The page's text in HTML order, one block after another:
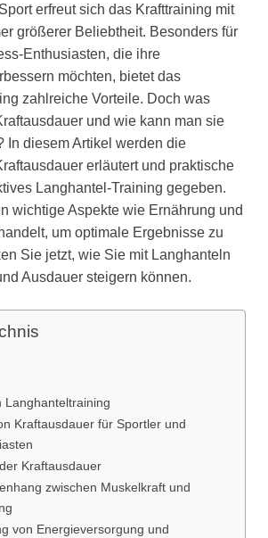
erfreut sich das Krafttraining mit
größerer Beliebtheit. Besonders für
Enthusiasten, die ihre
möchten, bietet das
zahlreiche Vorteile. Doch was
und wie kann man sie
In diesem Artikel werden die
erläutert und praktische
Langhantel-Training gegeben.
wichtige Aspekte wie Ernährung und
um optimale Ergebnisse zu
Sie jetzt, wie Sie mit Langhanteln
Ausdauer steigern können.
Langhanteltraining
Kraftausdauer für Sportler und
Kraftausdauer
zwischen Muskelkraft und
von Energieversorgung und